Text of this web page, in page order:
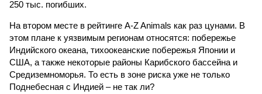
Штатов, но и общепланетарной катастрофой вплоть до
Италии, кстати, тоже не стоит сбрасывать со счетов. Равно
как и многие другие до поры спящие вулканические
районы.
Невидимый убийца